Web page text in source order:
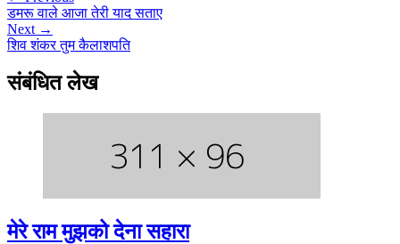
डमरू वाले आजा तेरी याद सताए
Next →
शिव शंकर तुम कैलाशपति
संबंधित लेख
मेरे राम मुझको देना सहारा